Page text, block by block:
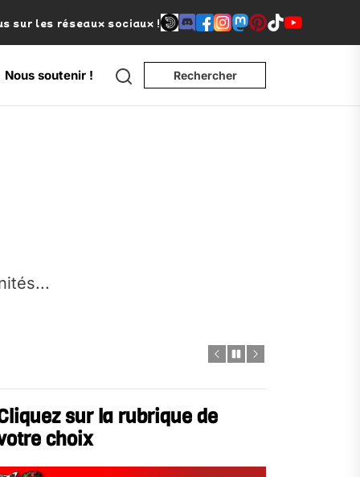
sur les réseaux sociaux !
Nous soutenir ! Search Rechercher
sur la rubrique de
choix